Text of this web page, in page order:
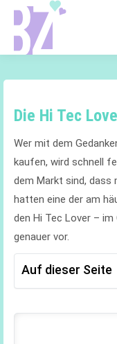
Die Hi Tec
Wer mit dem
kaufen, wird schnell
dem Markt sind, dass
hatten eine der am
den Hi Tec Lover –
genauer vor.
Auf dieser Seite